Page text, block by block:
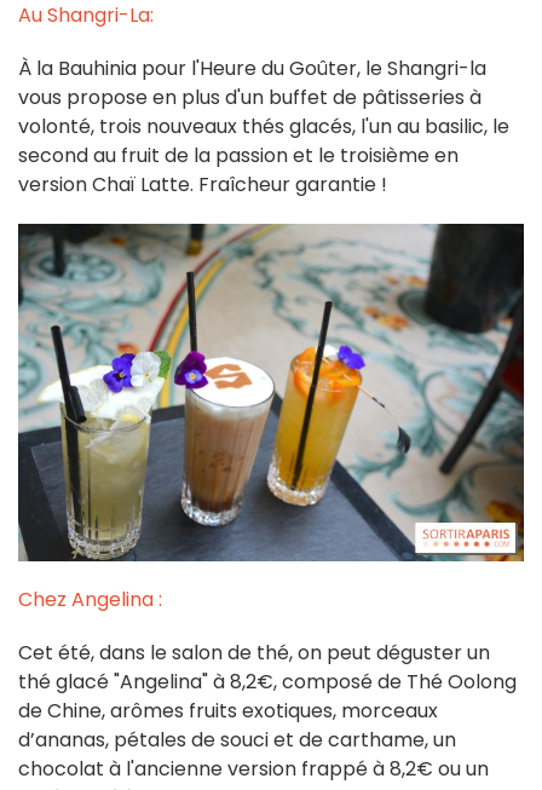
Au Shangri-La:
À la Bauhinia pour l'Heure du Goûter, le Shangri-la
vous propose en plus d'un buffet de pâtisseries à
volonté, trois nouveaux thés glacés, l'un au basilic, le
second au fruit de la passion et le troisième en
version Chaï Latte. Fraîcheur garantie !
Chez Angelina :
Cet été, dans le salon de thé, on peut déguster un
thé glacé "Angelina" à 8,2€, composé de Thé Oolong
de Chine, arômes fruits exotiques, morceaux
d’ananas, pétales de souci et de carthame, un
chocolat à l'ancienne version frappé à 8,2€ ou un